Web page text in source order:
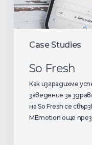
Case Studies
So Fresh
Как изградихме
заведение за
на So Fresh се
MEmotion още